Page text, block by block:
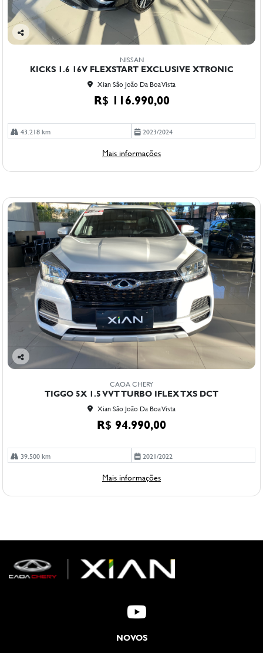
Co
NISSAN
KICKS 1.6 16V FLEXSTART EXCLUSIVE XTRONIC
Xian São João Da Boa Vista
R$ 116.990,00
43.218 km 2023/2024
Mais informações
Co
CAOA CHERY
TIGGO 5X 1.5 VVT TURBO IFLEX TXS DCT
Xian São João Da Boa Vista
R$ 94.990,00
39.500 km 2021/2022
Mais informações
NOVOS